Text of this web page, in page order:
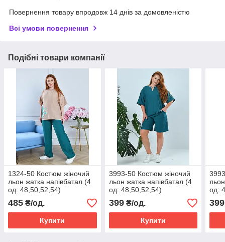
Повернення товару впродовж 14 днів за домовленістю
Всі умови повернення
Подібні товари компанії
1324-50 Костюм жіночий
льон жатка напівбатал (4
од: 48,50,52,54)
485 ₴/од.
Купити
3993-50 Костюм жіночий
льон жатка напівбатал (4
од: 48,50,52,54)
399₴/од.
Купити
од:
399